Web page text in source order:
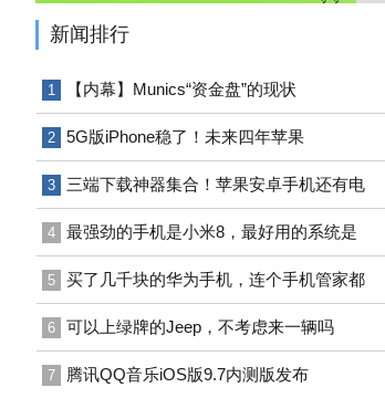
新闻排行
1 【内幕】Munics“资金盘”的现状
2 5G版iPhone稳了！未来四年苹果
3 三端下载神器集合！苹果安卓手机还有电
4 最强劲的手机是小米8，最好用的系统是
5 买了几千块的华为手机，连个手机管家都
6 可以上绿牌的Jeep，不考虑来一辆吗
7 腾讯QQ音乐iOS版9.7内测版发布